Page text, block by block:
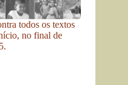
todos os textos
no final de